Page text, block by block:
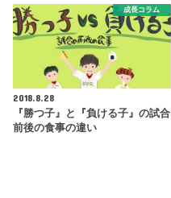
成長コラム
2018.8.28
『勝つ子』と『負ける子』の試合
前後の食事の違い